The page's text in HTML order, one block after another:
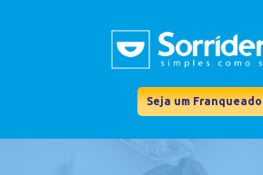
Seja um Franqueado